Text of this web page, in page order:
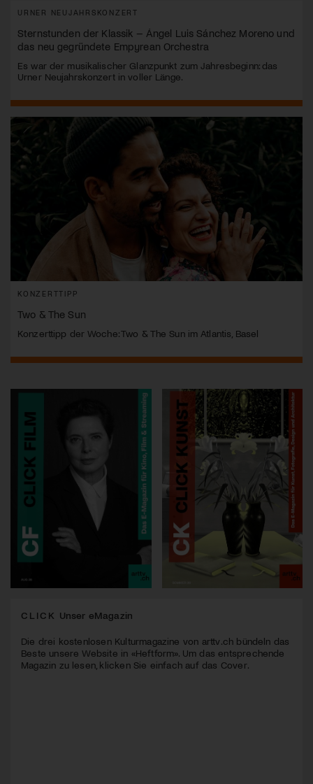
URNER NEUJAHRSKONZERT
Sternstunden der Klassik – Ángel Luis Sánchez Moreno und
das neu gegründete Empyrean Orchestra
Es war der musikalischer Glanzpunkt zum Jahresbeginn: das
Urner Neujahrskonzert in voller Länge.
KONZERTTIPP
Two & The Sun
Konzerttipp der Woche: Two & The Sun im Atlantis, Basel
CLICK Unser eMagazin
Die drei kostenlosen Kulturmagazine von arttv.ch bündeln das
Beste unsere Website in «Heftform». Um das entsprechende
Magazin zu lesen, klicken Sie einfach auf das Cover.